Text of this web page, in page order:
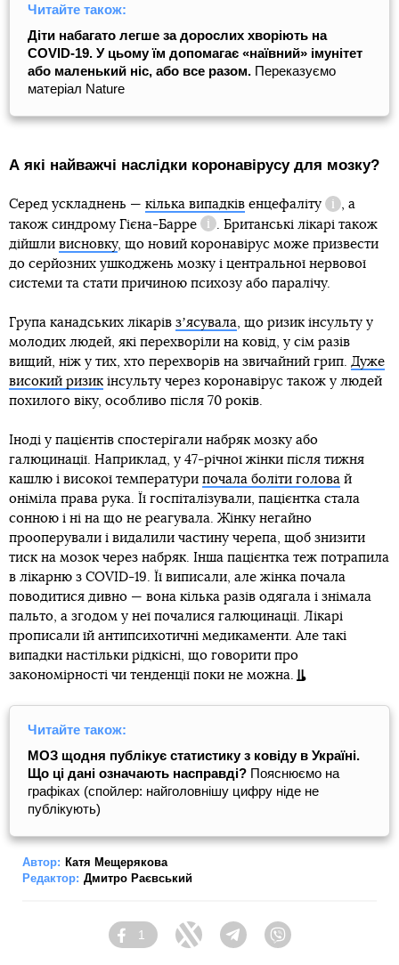
Читайте також:
Діти набагато легше за дорослих хворіють на
COVID-19. У цьому їм допомагає «наївний» імунітет
або маленький ніс, або все разом. Переказуємо
матеріал Nature
А які найважчі наслідки коронавірусу для мозку?
Серед ускладнень — кілька випадків енцефаліту
Довідка
, а
також синдрому Гієна-Барре
Довідка
. Британські лікарі також
дійшли висновку, що новий коронавірус може призвести
до серйозних ушкоджень мозку і центральної нервової
системи та стати причиною психозу або паралічу.
Група канадських лікарів зʼясувала , що ризик інсульту у
молодих людей, які перехворіли на ковід, у сім разів
вищий, ніж у тих, хто перехворів на звичайний грип. Дуже
високий ризик інсульту через коронавірус також у людей
похилого віку, особливо після 70 років.
Іноді у пацієнтів спостерігали набряк мозку або
галюцинації. Наприклад, у 47-річної жінки після тижня
кашлю і високої температури почала боліти голова й
оніміла права рука. Її госпіталізували, пацієнтка стала
сонною і ні на що не реагувала. Жінку негайно
прооперували і видалили частину черепа, щоб знизити
тиск на мозок через набряк. Інша пацієнтка теж потрапила
в лікарню з COVID-19. Її виписали, але жінка почала
поводитися дивно — вона кілька разів одягала і знімала
пальто, а згодом у неї почалися галюцинації. Лікарі
прописали їй антипсихотичні медикаменти. Але такі
випадки настільки рідкісні, що говорити про
закономірності чи тенденції поки не можна.
Читайте також:
МОЗ щодня публікує статистику з ковіду в Україні.
Що ці дані означають насправді? Пояснюємо на
графіках (спойлер: найголовнішу цифру ніде не
публікують)
Автор: Катя Мещерякова
Редактор: Дмитро Раєвський
Facebook
1
Twitter TelegramViber